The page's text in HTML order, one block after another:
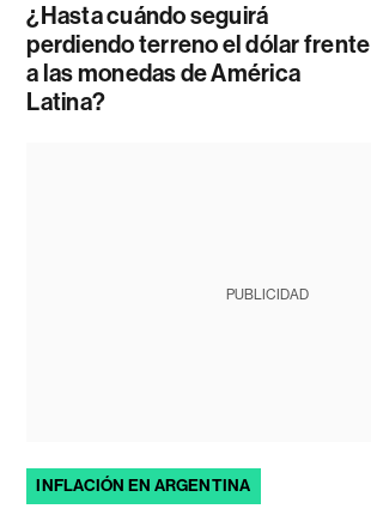
¿Hasta cuándo seguirá
perdiendo terreno el dólar frente
a las monedas de América
Latina?
PUBLICIDAD
INFLACIÓN EN ARGENTINA